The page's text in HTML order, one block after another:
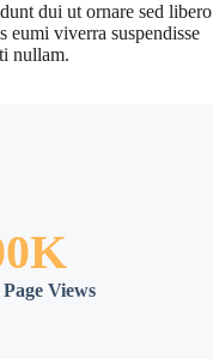
dui ut ornare sed libero
eumi viverra suspendisse
nullam.
Views